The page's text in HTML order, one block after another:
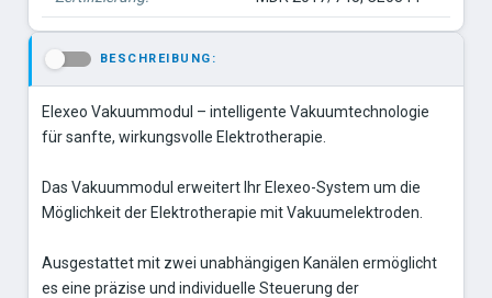
BESCHREIBUNG:
Elexeo Vakuummodul – intelligente Vakuumtechnologie
für sanfte, wirkungsvolle Elektrotherapie.
Das Vakuummodul erweitert Ihr Elexeo-System um die
Möglichkeit der Elektrotherapie mit Vakuumelektroden.
Ausgestattet mit zwei unabhängigen Kanälen ermöglicht
es eine präzise und individuelle Steuerung der